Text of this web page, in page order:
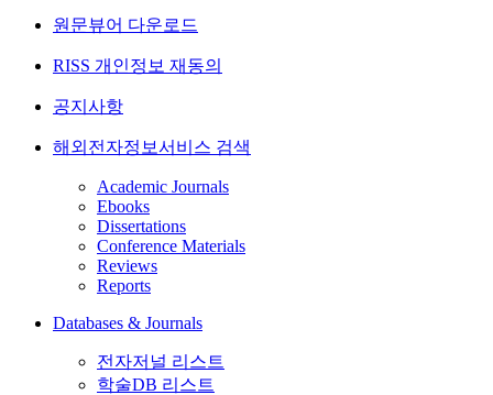
원문뷰어 다운로드
RISS 개인정보 재동의
공지사항
해외전자정보서비스 검색
Academic Journals
Ebooks
Dissertations
Conference Materials
Reviews
Reports
Databases & Journals
전자저널 리스트
학술DB 리스트